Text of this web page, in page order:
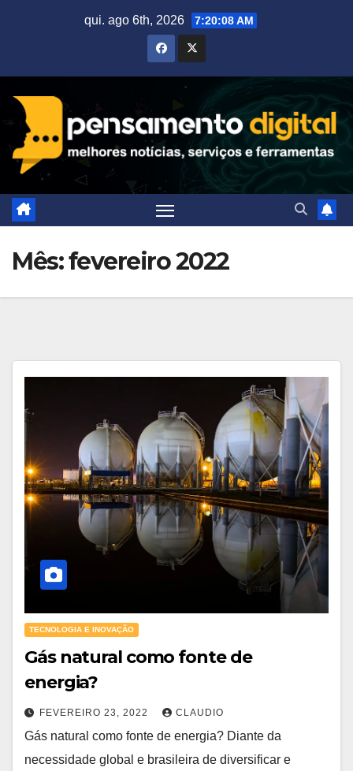
qui. ago 6th, 2026 7:20:08 AM
Mês:fevereiro 2022
TECNOLOGIA E INOVAÇÃO
Gás natural como fonte de
energia?
FEVEREIRO 23, 2022 CLAUDIO
Gás natural como fonte de energia? Diante da
necessidade global e brasileira de diversificar e